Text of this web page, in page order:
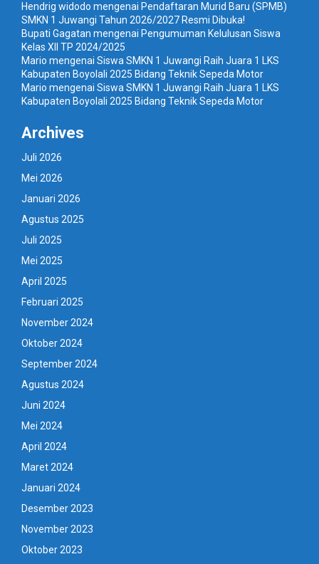
Hendrig widodo mengenai Pendaftaran Murid Baru (SPMB)
SMKN 1 Juwangi Tahun 2026/2027 Resmi Dibuka!
Bupati Gagatan mengenai Pengumuman Kelulusan Siswa
Kelas XII TP 2024/2025
Mario mengenai Siswa SMKN 1 Juwangi Raih Juara 1 LKS
Kabupaten Boyolali 2025 Bidang Teknik Sepeda Motor
Mario mengenai Siswa SMKN 1 Juwangi Raih Juara 1 LKS
Kabupaten Boyolali 2025 Bidang Teknik Sepeda Motor
Archives
Juli 2026
Mei 2026
Januari 2026
Agustus 2025
Juli 2025
Mei 2025
April 2025
Februari 2025
November 2024
Oktober 2024
September 2024
Agustus 2024
Juni 2024
Mei 2024
April 2024
Maret 2024
Januari 2024
Desember 2023
November 2023
Oktober 2023